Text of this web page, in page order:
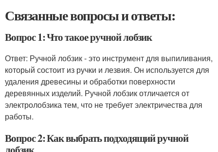
Связанные вопросы и ответы:
Вопрос 1: Что такое ручной лобзик
Ответ: Ручной лобзик - это инструмент для выпиливания,
который состоит из ручки и лезвия. Он используется для
удаления древесины и обработки поверхности
деревянных изделий. Ручной лобзик отличается от
электролобзика тем, что не требует электричества для
работы.
Вопрос 2: Как выбрать подходящий ручной